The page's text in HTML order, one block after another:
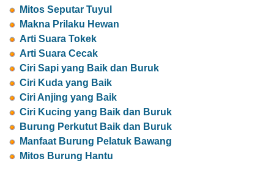
Mitos Seputar Tuyul
Makna Prilaku Hewan
Arti Suara Tokek
Arti Suara Cecak
Ciri Sapi yang Baik dan Buruk
Ciri Kuda yang Baik
Ciri Anjing yang Baik
Ciri Kucing yang Baik dan Buruk
Burung Perkutut Baik dan Buruk
Manfaat Burung Pelatuk Bawang
Mitos Burung Hantu